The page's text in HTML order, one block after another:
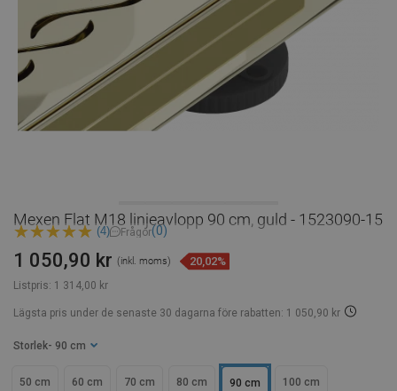
Mexen Flat M18 linjeavlopp 90 cm, guld - 1523090-15
(4) Frågor(0)
Listpris: 1 314,00 kr
1 050,90 kr (inkl. moms) 20,02%
Lägsta pris under de senaste 30 dagarna före rabatten: 1 050,90 kr
Storlek - 90 cm
50 cm 60 cm 70 cm 80 cm 90 cm 100 cm